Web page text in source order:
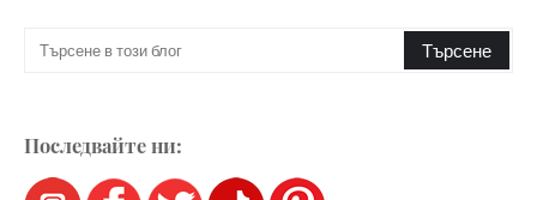
Последвайте ни: